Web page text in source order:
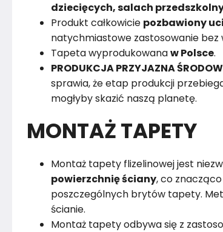
dziecięcych, salach
Produkt całkowicie pozbawiony
natychmiastowe zastosowanie bez
Tapeta wyprodukowanaw Polsce.
PRODUKCJA PRZYJAZNA
sprawia, że etap produkcji
mogłyby skazić naszą planetę.
MONTAŻ TAPETY
Montaż tapety flizelinowej jest
powierzchnię ściany, co
poszczególnych brytów tapety.
ścianie.
Montaż tapety odbywa się z